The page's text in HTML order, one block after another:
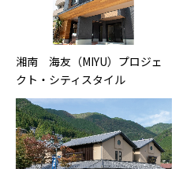
湘南 海友（MIYU）プロジェ
クト・シティスタイル